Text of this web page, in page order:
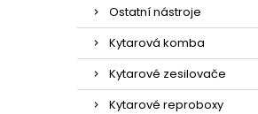
Ostatní nástroje
Kytarová komba
Kytarové zesilovače
Kytarové reproboxy